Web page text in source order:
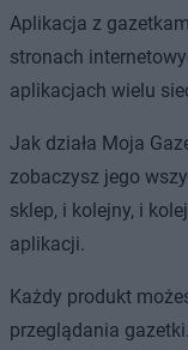
Aplikacja z
stronach
aplikacjach wielu
Jak działa Moja
zobaczysz jego
sklep, i kolejny, i
aplikacji.
Każdy produkt
przeglądania